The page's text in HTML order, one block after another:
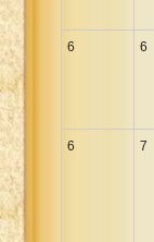
6 6
6 7